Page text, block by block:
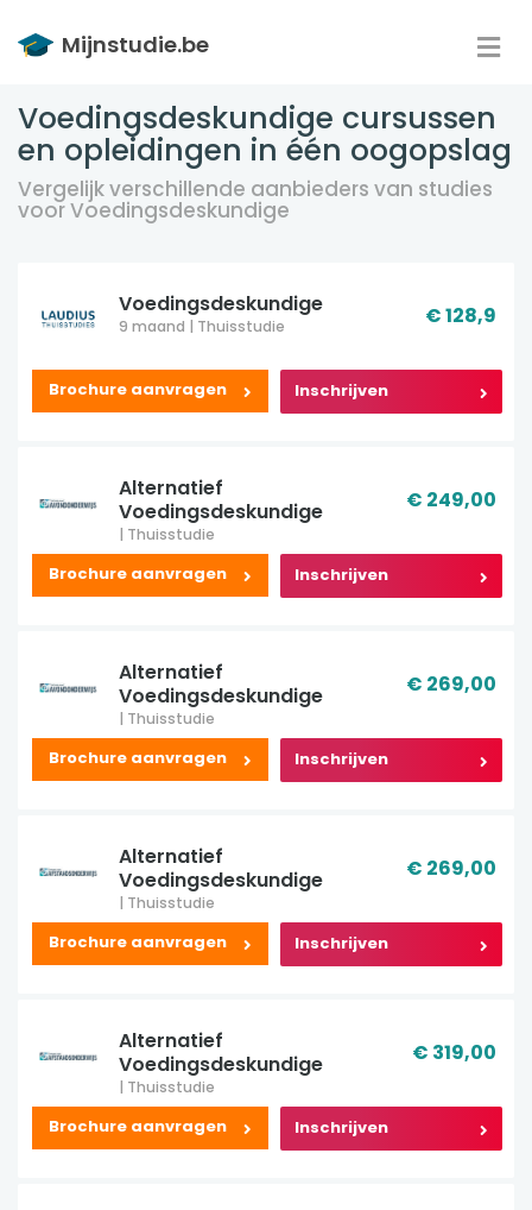
Mijnstudie.be
Aanbieders
Blog
Voedingsdeskundige cursussen
en opleidingen in één oogopslag
Vergelijk verschillende aanbieders van studies
voor Voedingsdeskundige
Voedingsdeskundige
9 maand | Thuisstudie € 128,9
Inschrijven
Brochure aanvragen
Alternatief
Voedingsdeskundige
| Thuisstudie
€ 249,00
Inschrijven
Brochure aanvragen
Alternatief
Voedingsdeskundige
| Thuisstudie
€ 269,00
Inschrijven
Brochure aanvragen
Alternatief
Voedingsdeskundige
| Thuisstudie
€ 269,00
Inschrijven
Brochure aanvragen
Alternatief
Voedingsdeskundige
| Thuisstudie
€ 319,00
Inschrijven
Brochure aanvragen